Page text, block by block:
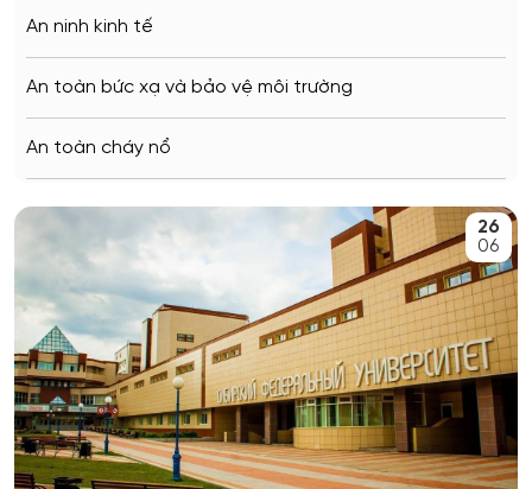
Veliky Novgorod
Penza
Barnaul
Kursk
An ninh kinh tế
An toàn bức xạ và bảo vệ môi trường
An toàn cháy nổ
An toàn kỹ thuật và môi trường
An toàn môi trường kỹ thuật
An toàn thông tin
Biên - Phiên dịch
Biểu diễn nghệ thuật múa
26
06